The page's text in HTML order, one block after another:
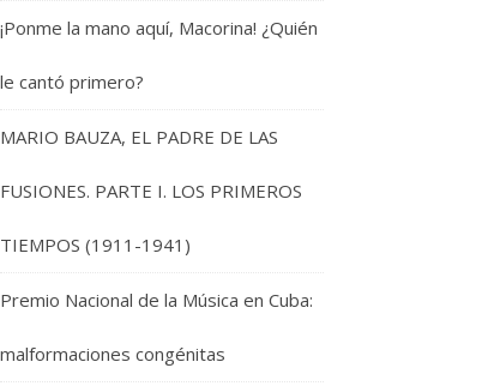
¡Ponme la mano aquí, Macorina! ¿Quién
le cantó primero?
MARIO BAUZA, EL PADRE DE LAS
FUSIONES. PARTE I. LOS PRIMEROS
TIEMPOS (1911-1941)
Premio Nacional de la Música en Cuba:
malformaciones congénitas